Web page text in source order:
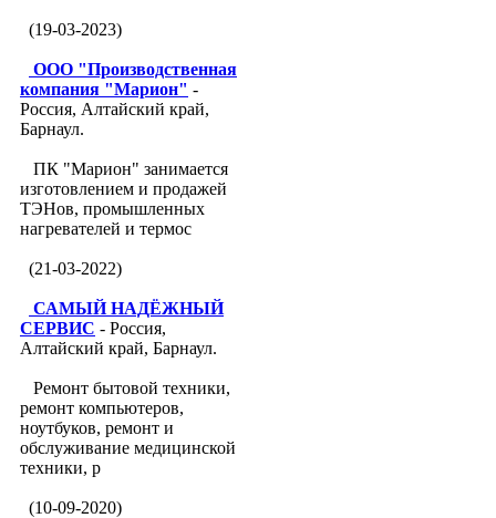
(19-03-2023)
ООО "Производственная
компания "Марион" -
Россия, Алтайский край,
Барнаул.
ПК "Марион" занимается
изготовлением и продажей
ТЭНов, промышленных
нагревателей и термос
(21-03-2022)
САМЫЙ НАДЁЖНЫЙ
СЕРВИС - Россия,
Алтайский край, Барнаул.
Ремонт бытовой техники,
ремонт компьютеров,
ноутбуков, ремонт и
обслуживание медицинской
техники, р
(10-09-2020)